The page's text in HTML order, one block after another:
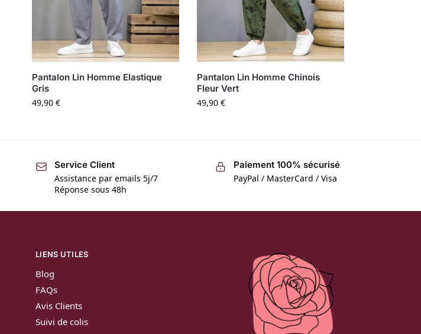
Pantalon Lin Homme Elastique
Gris
49,90€
Pantalon Lin Homme Chinois
Fleur Vert
49,90€
Service Client
Assistance par emails 5j/7
Réponse sous 48h
Paiement 100% sécurisé
PayPal / MasterCard / Visa
LIENS UTILES
Blog
FAQs
Avis Clients
Suivi de colis